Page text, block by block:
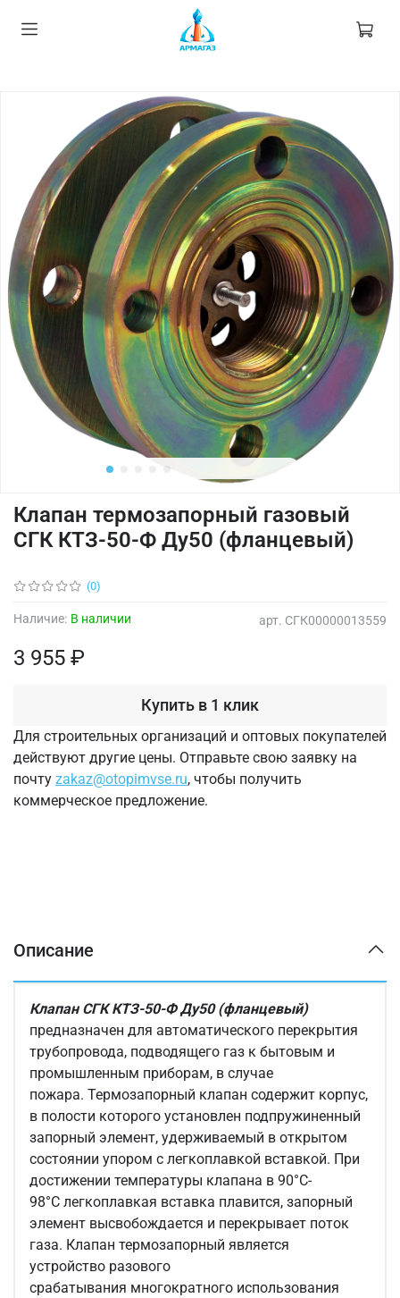
(0)
арт. СГК00000013559
Наличие: В наличии
Клапан термозапорный газовый
СГК КТЗ-50-Ф Ду50 (фланцевый)
3 955 ₽
Купить в 1 клик
Для строительных организаций и оптовых покупателей
действуют другие цены. Отправьте свою заявку на
почту zakaz@otopimvse.ru, чтобы получить
коммерческое предложение.
Описание
Клапан СГК КТЗ-50-Ф Ду50 (фланцевый)
предназначен для автоматического перекрытия
трубопровода, подводящего газ к бытовым и
промышленным приборам, в случае
пожара. Термозапорный клапан содержит корпус,
в полости которого установлен подпружиненный
запорный элемент, удерживаемый в открытом
состоянии упором с легкоплавкой вставкой. При
достижении температуры клапана в 90°C-
98°C легкоплавкая вставка плавится, запорный
элемент высвобождается и перекрывает поток
газа. Клапан термозапорный является
устройство разового
срабатывания многократного использования